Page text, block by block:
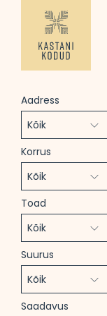
Aadress
Korrus
Toad
Suurus
Saadavus